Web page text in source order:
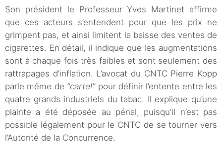
Son président le Professeur Yves Martinet affirme
que ces acteurs s’entendent pour que les prix ne
grimpent pas, et ainsi limitent la baisse des ventes de
cigarettes. En détail, il indique que les augmentations
sont à chaque fois très faibles et sont seulement des
rattrapages d’inflation. L’avocat du CNTC Pierre Kopp
parle même de “cartel”pour définir l’entente entre les
quatre grands industriels du tabac. Il explique qu’une
plainte a été déposée au pénal, puisqu’il n’est pas
possible légalement pour le CNTC de se tourner vers
l’Autorité de la Concurrence.